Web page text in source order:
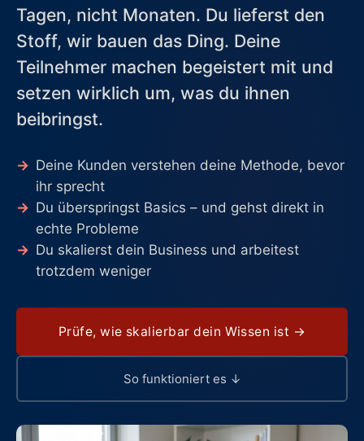
Tagen, nicht Monaten. Du lieferst den
Stoff, wir bauen das Ding. Deine
Teilnehmer machen begeistert mit und
setzen wirklich um, was du ihnen
beibringst.
→ Deine Kunden verstehen deine Methode, bevor
ihr sprecht
→ Du überspringst Basics – und gehst direkt in
echte Probleme
→ Du skalierst dein Business und arbeitest
trotzdem weniger
Prüfe, wie skalierbar dein Wissen ist →
So funktioniert es ↓